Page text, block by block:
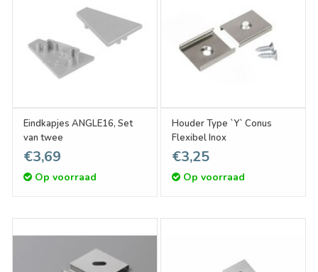
Eindkapjes ANGLE16, Set
van twee
€3,69
Op voorraad
Houder Type `Y` Conus
Flexibel Inox
€3,25
Op voorraad